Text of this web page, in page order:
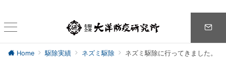
Home 駆除実績 ネズミ駆除 ネズミ駆除に行ってきました。